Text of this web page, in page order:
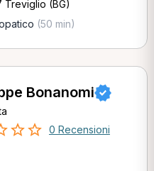
(BG)
(50 min)
Bonanomi
0 Recensioni